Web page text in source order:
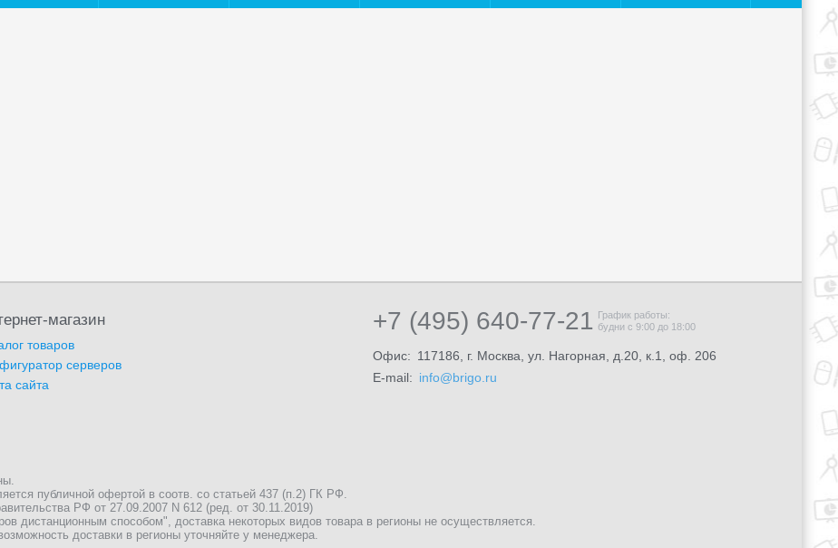
+7 (495) 640-77-21 График работы:
будни с 9:00 до 18:00
Офис: 117186, г. Москва, ул. Нагорная, д.20, к.1, оф. 206
E-mail: info@brigo.ru
магазин
товаров
серверов
сайта
публичной офертой в соотв. со статьей 437 (п.2) ГК РФ.
РФ от 27.09.2007 N 612 (ред. от 30.11.2019)
дистанционным способом", доставка некоторых видов товара в регионы не осуществляется.
доставки в регионы уточняйте у менеджера.